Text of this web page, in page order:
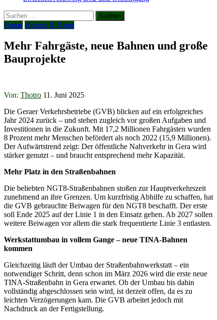
Suchen
nach:
Home Heimat & Natur
Mehr Fahrgäste, neue Bahnen und große
Bauprojekte
Von: Thotro 11. Juni 2025
Die Geraer Verkehrsbetriebe (GVB) blicken auf ein erfolgreiches
Jahr 2024 zurück – und stehen zugleich vor großen Aufgaben und
Investitionen in die Zukunft. Mit 17,2 Millionen Fahrgästen wurden
8 Prozent mehr Menschen befördert als noch 2022 (15,9 Millionen).
Der Aufwärtstrend zeigt: Der öffentliche Nahverkehr in Gera wird
stärker genutzt – und braucht entsprechend mehr Kapazität.
Mehr Platz in den Straßenbahnen
Die beliebten NGT8-Straßenbahnen stoßen zur Hauptverkehrszeit
zunehmend an ihre Grenzen. Um kurzfristig Abhilfe zu schaffen, hat
die GVB gebrauchte Beiwagen für den NGT8 beschafft. Der erste
soll Ende 2025 auf der Linie 1 in den Einsatz gehen. Ab 2027 sollen
weitere Beiwagen vor allem die stark frequentierte Linie 3 entlasten.
Werkstattumbau in vollem Gange – neue TINA-Bahnen
kommen
Gleichzeitig läuft der Umbau der Straßenbahnwerkstatt – ein
notwendiger Schritt, denn schon im März 2026 wird die erste neue
TINA-Straßenbahn in Gera erwartet. Ob der Umbau bis dahin
vollständig abgeschlossen sein wird, ist derzeit offen, da es zu
leichten Verzögerungen kam. Die GVB arbeitet jedoch mit
Nachdruck an der Fertigstellung.